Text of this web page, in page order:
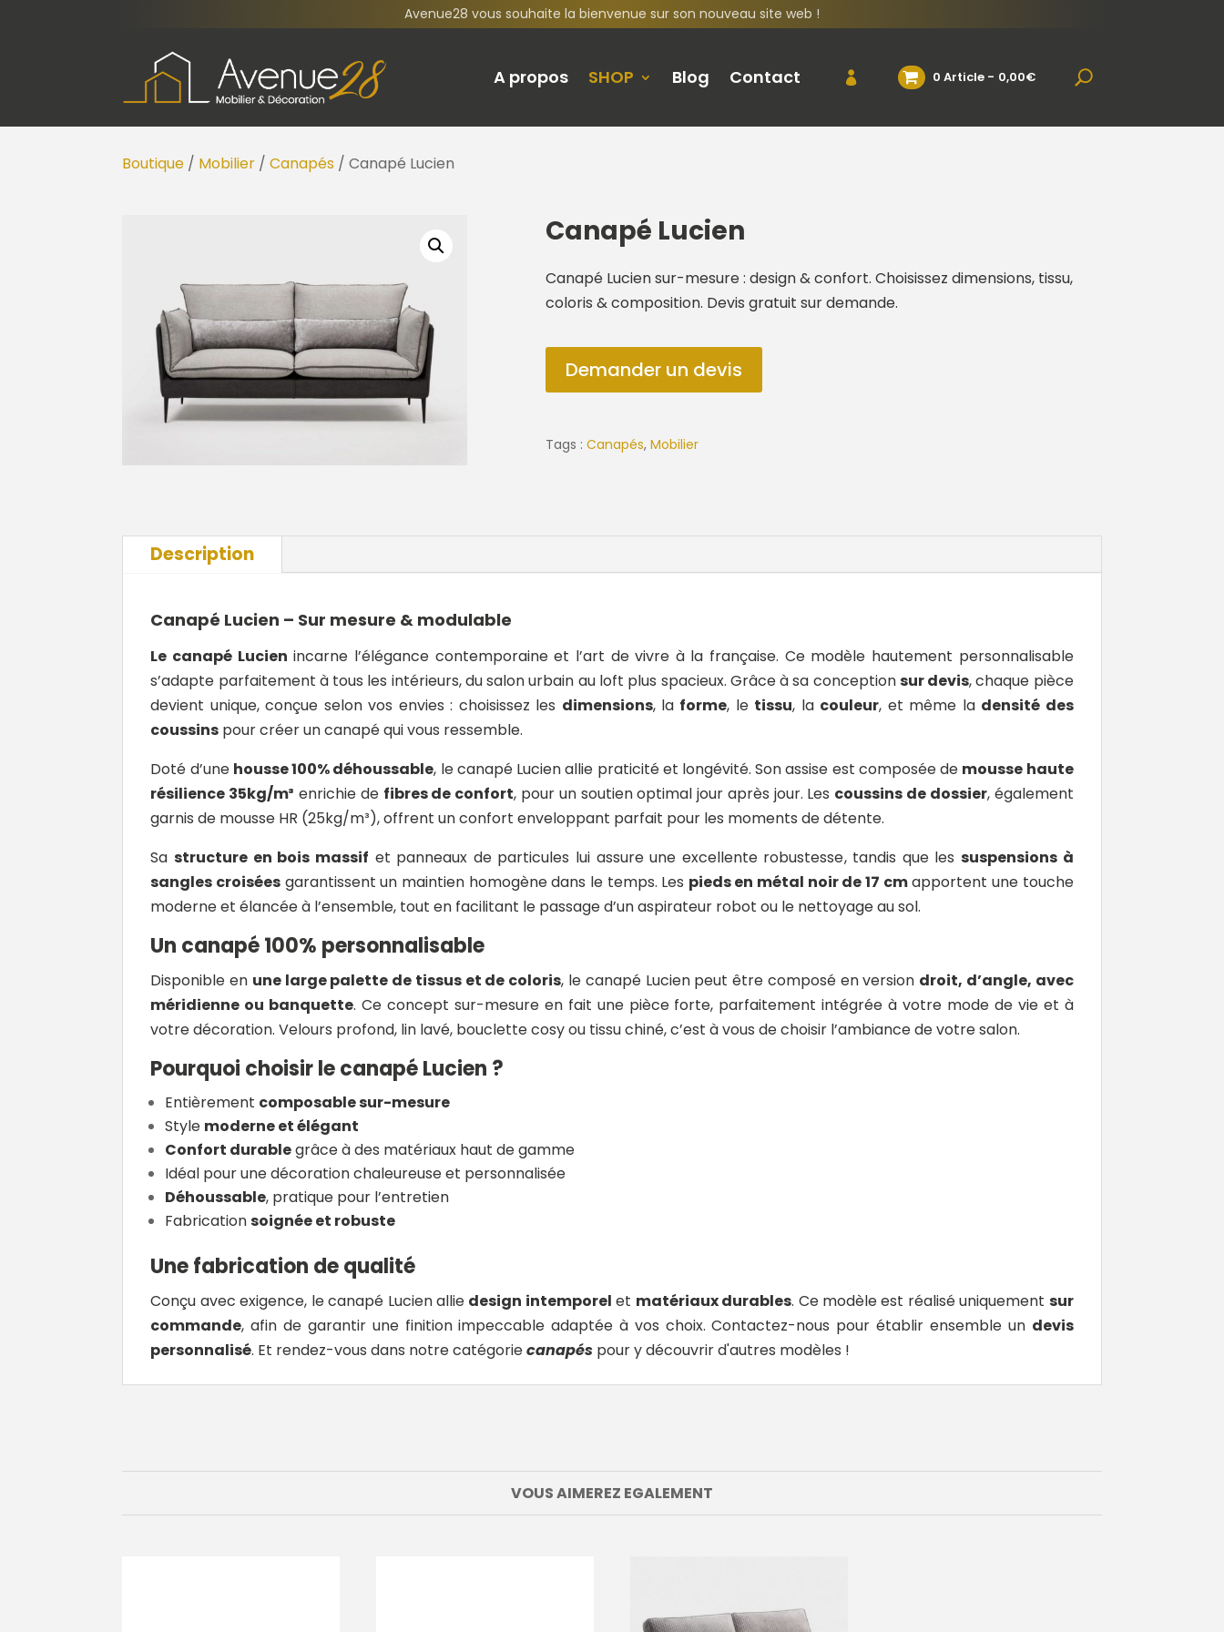
Avenue28 vous souhaite la bienvenue sur son nouveau site web !
A propos SHOP Blog Contact 0 Article 0,00€
Boutique / Mobilier /Canapés / Canapé Lucien
Canapé Lucien
Canapé Lucien sur-mesure : design & confort. Choisissez dimensions, tissu,
coloris & composition. Devis gratuit sur demande.
Demander un devis
Tags : Canapés, Mobilier
Description
Canapé Lucien – Sur mesure & modulable
Le canapé Lucien incarne l’élégance contemporaine et l’art de vivre à la française. Ce modèle hautement personnalisable
s’adapte parfaitement à tous les intérieurs, du salon urbain au loft plus spacieux. Grâce à sa conceptionsur devis, chaque pièce
devient unique, conçue selon vos envies : choisissez les dimensions, la forme, le tissu, la couleur, et même la densité des
coussins pour créer un canapé qui vous ressemble.
Doté d’une housse 100% déhoussable, le canapé Lucien allie praticité et longévité. Son assise est composée de mousse haute
résilience 35kg/m³ enrichie de fibres de confort, pour un soutien optimal jour après jour. Les coussins de dossier, également
garnis de mousse HR (25kg/m³), offrent unconfort enveloppant parfait pour les moments de détente.
Sastructure en bois massif et panneaux de particules lui assure une excellente robustesse, tandis que les suspensions à
sangles croisées garantissent un maintien homogène dans le temps. Les pieds en métal noir de 17 cmapportent une touche
moderne et élancée à l’ensemble, tout en facilitant le passage d’un aspirateur robot ou le nettoyage au sol.
Un canapé 100% personnalisable
Disponible en une large palette de tissus et de coloris, le canapé Lucien peut être composé en version droit, d’angle, avec
méridienne ou banquette. Ce concept sur-mesure en fait une pièce forte, parfaitement intégrée à votre mode de vie et à
votre décoration. Velours profond, lin lavé, bouclette cosy ou tissu chiné, c’est à vous de choisir l’ambiance de votre salon.
Pourquoi choisir le canapé Lucien ?
Entièrement composable sur-mesure
Style moderne et élégant
Confort durablegrâce à des matériaux haut de gamme
Idéal pour une décoration chaleureuse et personnalisée
Déhoussable, pratique pour l’entretien
Fabricationsoignée et robuste
Une fabrication de qualité
Conçu avec exigence, le canapé Lucien allie design intemporel et matériaux durables. Ce modèle est réalisé uniquement sur
commande, afin de garantir une finition impeccable adaptée à vos choix. Contactez-nous pour établir ensemble un devis
personnalisé. Et rendez-vous dans notre catégoriecanapés pour y découvrir d'autres modèles !
VOUS AIMEREZ EGALEMENT